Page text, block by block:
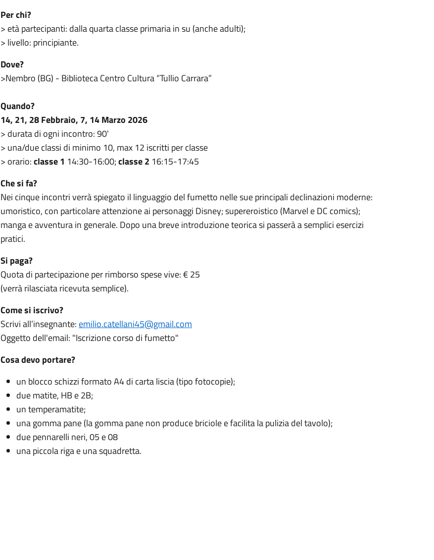
Per chi?
> età partecipanti: dalla quarta classe primariain su (anche adulti);
> livello: principiante.
Dove?
>Nembro (BG) - Biblioteca Centro Cultura “Tullio Carrara”
Quando?
14, 21, 28 Febbraio, 7, 14 Marzo 2026
> durata di ogni incontro: 90'
> una/due classi di minimo 10, max 12 iscritti per classe
> orario:classe 1 14:30-16:00;classe 2 16:15-17:45
Che si fa?
Nei cinque incontri verrà spiegato il linguaggio del fumetto nelle sue principali declinazioni moderne:
umoristico, con particolare attenzione ai personaggi Disney; supereroistico (Marvel e DC comics);
manga e avventura in generale. Dopo una breve introduzione teorica si passerà a semplici esercizi
pratici.
Si paga?
Quota di partecipazione per rimborso spese vive: € 25
(verrà rilasciata ricevuta semplice).
Come si iscrivo?
Scrivi all’insegnante: emilio.catellani45@gmail.com
Oggetto dell'email: "Iscrizione corso di fumetto"
Cosa devo portare?
un blocco schizzi formato A4 di carta liscia (tipo fotocopie);
due matite, HB e 2B;
un temperamatite;
una gomma pane (la gomma pane non produce briciole e facilita la pulizia del tavolo);
due pennarelli neri, 05 e 08
una piccola riga e una squadretta.